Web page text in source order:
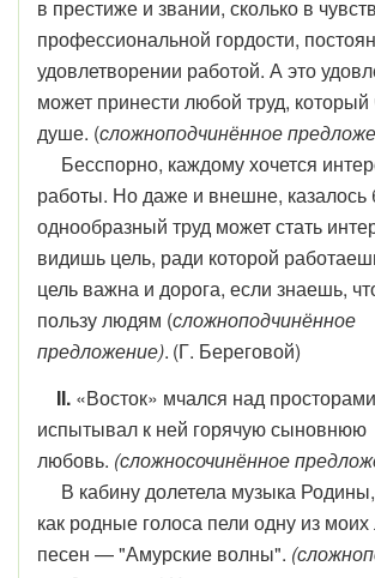
в престиже и звании, сколько в
профессиональной гордости,
удовлетворении работой. А это
может принести любой труд, который
душе. (сложноподчинённое
Бесспорно, каждому хочется
работы. Но даже и внешне, казалось
однообразный труд может стать
видишь цель, ради которой
цель важна и дорога, если знаешь,
пользу людям (сложноподчинённое
предложение). (Г. Береговой)
II. «Восток» мчался над
испытывал к ней горячую сыновнюю
любовь. (сложносочинённое
В кабину долетела музыка
как родные голоса пели одну из
песен — "Амурские волны".